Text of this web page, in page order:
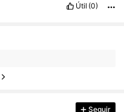
Útil (0)
Seguir